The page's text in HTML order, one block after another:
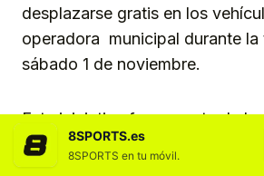
desplazarse gratis en los
operadora municipal durante
sábado 1 de noviembre.
Esta iniciativa forma parte de la
colaboración entre
manifiesto el compromiso del
8SPORTS.es
8SPORTS en tu móvil.